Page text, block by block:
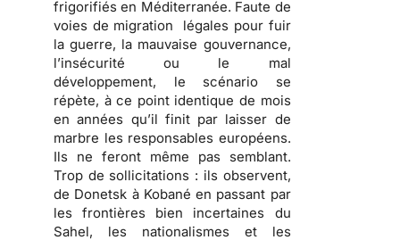
frigorifiés en Méditerranée. Faute de
voies de migration légales pour fuir
la guerre, la mauvaise gouvernance,
l’insécurité ou le mal
développement, le scénario se
répète, à ce point identique de mois
en années qu’il finit par laisser de
marbre les responsables européens.
Ils ne feront même pas semblant.
Trop de sollicitations : ils observent,
de Donetsk à Kobané en passant par
les frontières bien incertaines du
Sahel, les nationalismes et les